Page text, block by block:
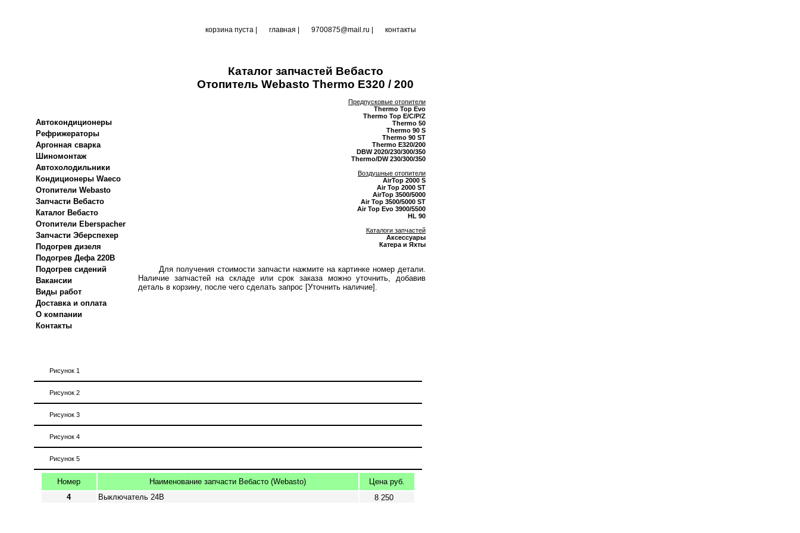
корзина пуста | главная 9700875@mail.ru | контакты
Каталог запчастей Вебасто
Отопитель Webasto Thermo E320 / 200
Автокондиционеры
Рефрижераторы
Аргонная сварка
Шиномонтаж
Автохолодильники
Кондиционеры Waeco
Отопители Webasto
Запчасти Вебасто
Каталог Вебасто
Отопители Eberspacher
Запчасти Эберспехер
Подогрев дизеля
Подогрев Дефа 220В
Подогрев сидений
Вакансии
Виды работ
Доставка и оплата
О компании
Контакты
Предпусковые отопители
Thermo Top Evo
Thermo Top E/C/P/Z
Thermo 50
Thermo 90 S
Thermo 90 ST
Thermo E320/200
DBW 2020/230/300/350
Thermo/DW 230/300/350
Воздушные отопители
AirTop 2000 S
Air Top 2000 ST
AirTop 3500/5000
Air Top 3500/5000 ST
Air Top Evo 3900/5500
HL 90
Каталоги запчастей
Аксессуары
Катера и Яхты
Для получения стоимости запчасти нажмите на картинке номер детали.
Наличие запчастей на складе или срок заказа можно уточнить, добавив
деталь в корзину, после чего сделать запрос [Уточнить наличие].
Рисунок 1
Рисунок 2
Рисунок 3
Рисунок 4
Рисунок 5
Номер Наименование запчасти Вебасто (Webasto)
Цена руб.
4
Выключатель 24В 8 250